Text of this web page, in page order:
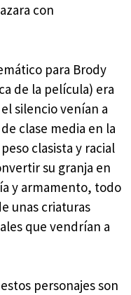
con
para Brody
de la película) era
silencio venían a
clase media en la
clasista y racial
su granja en
y armamento, todo
unas criaturas
que vendrían a
personajes son